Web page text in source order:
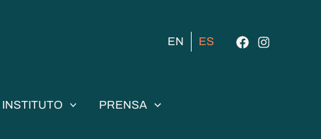
EN ES
INSTITUTO PRENSA